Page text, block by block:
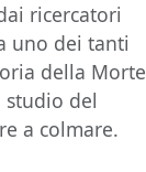
ricercatori
uno dei tanti
della Morte
studio del
a colmare.